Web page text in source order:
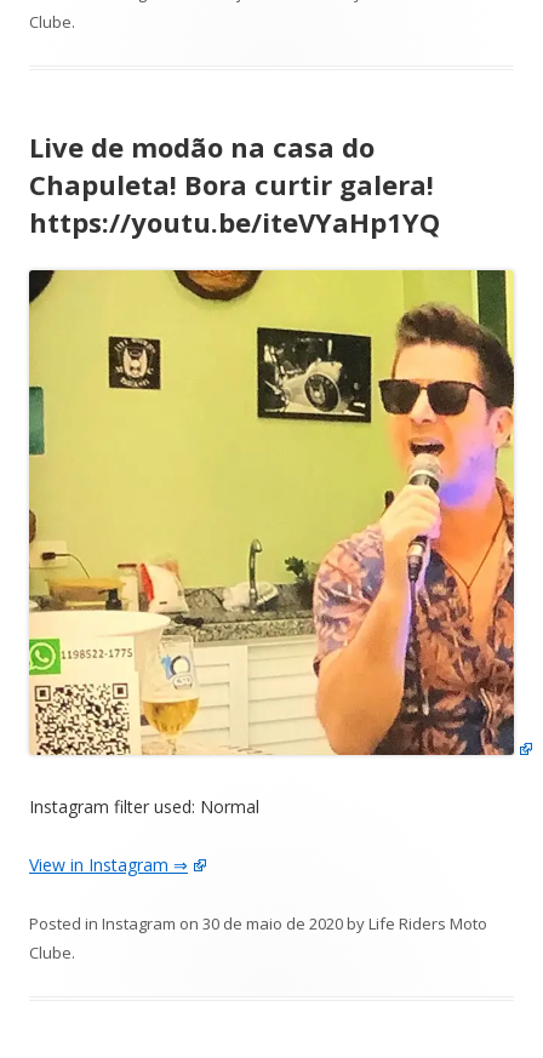
Clube.
Live de modão na casa do
Chapuleta! Bora curtir galera!
https://youtu.be/iteVYaHp1YQ
Instagram filter used: Normal
View in Instagram ⇒
Posted in Instagram on 30 de maio de 2020byLife Riders Moto
Clube.